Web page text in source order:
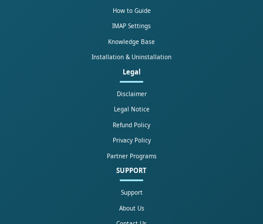
How to Guide
IMAP Settings
Knowledge Base
Installation & Uninstallation
Legal
Disclaimer
Legal Notice
Refund Policy
Privacy Policy
Partner Programs
SUPPORT
Support
About Us